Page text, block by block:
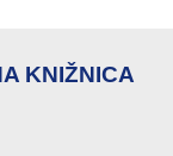
KNIŽNICA